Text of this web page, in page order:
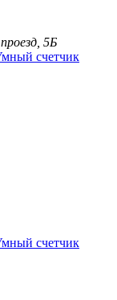
5Б
счетчик
счетчик